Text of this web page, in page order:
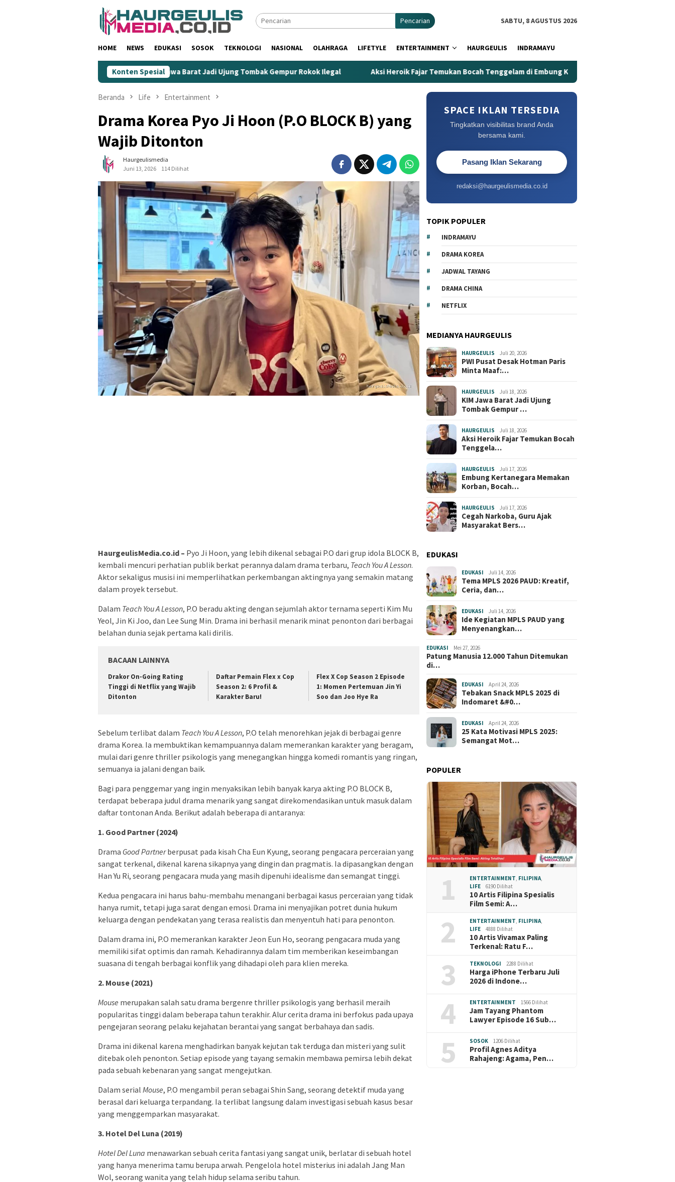
Pencarian SABTU, 8 AGUSTUS 2026
HOME NEWS EDUKASI SOSOK TEKNOLOGI NASIONAL OLAHRAGA LIFETYLE ENTERTAINMENT HAURGEULIS INDRAMAYU
Konten Spesial
KIM Jawa Barat Jadi Ujung Tombak Gempur Rokok Ilegal Aksi Heroik Fajar Temukan Bocah Tenggelam di Embung Kertanegara
Beranda Life Entertainment
Drama Korea Pyo Ji Hoon (P.O BLOCK B) yang
Wajib Ditonton
Haurgeulismedia
Juni 13, 2026
114 Dilihat
HaurgeulisMedia.co.id – Pyo Ji Hoon, yang lebih dikenal sebagai P.O dari grup idola BLOCK B,
kembali mencuri perhatian publik berkat perannya dalam drama terbaru, Teach You A Lesson.
Aktor sekaligus musisi ini memperlihatkan perkembangan aktingnya yang semakin matang
dalam proyek tersebut.
Dalam Teach You A Lesson, P.O beradu akting dengan sejumlah aktor ternama seperti Kim Mu
Yeol, Jin Ki Joo, dan Lee Sung Min. Drama ini berhasil menarik minat penonton dari berbagai
belahan dunia sejak pertama kali dirilis.
BACAAN LAINNYA
Drakor On-Going Rating
Tinggi di Netflix yang Wajib
Ditonton
Daftar Pemain Flex x Cop
Season 2: 6 Profil &
Karakter Baru!
Flex X Cop Season 2 Episode
1: Momen Pertemuan Jin Yi
Soo dan Joo Hye Ra
Sebelum terlibat dalam Teach You A Lesson, P.O telah menorehkan jejak di berbagai genre
drama Korea. Ia membuktikan kemampuannya dalam memerankan karakter yang beragam,
mulai dari genre thriller psikologis yang menegangkan hingga komedi romantis yang ringan,
semuanya ia jalani dengan baik.
Bagi para penggemar yang ingin menyaksikan lebih banyak karya akting P.O BLOCK B,
terdapat beberapa judul drama menarik yang sangat direkomendasikan untuk masuk dalam
daftar tontonan Anda. Berikut adalah beberapa di antaranya:
1. Good Partner (2024)
Drama Good Partnerberpusat pada kisah Cha Eun Kyung, seorang pengacara perceraian yang
sangat terkenal, dikenal karena sikapnya yang dingin dan pragmatis. Ia dipasangkan dengan
Han Yu Ri, seorang pengacara muda yang masih dipenuhi idealisme dan semangat tinggi.
Kedua pengacara ini harus bahu-membahu menangani berbagai kasus perceraian yang tidak
hanya rumit, tetapi juga sarat dengan emosi. Drama ini menyajikan potret dunia hukum
keluarga dengan pendekatan yang terasa realistis dan menyentuh hati para penonton.
Dalam drama ini, P.O memerankan karakter Jeon Eun Ho, seorang pengacara muda yang
memiliki sifat optimis dan ramah. Kehadirannya dalam tim memberikan keseimbangan
suasana di tengah berbagai konflik yang dihadapi oleh para klien mereka.
2. Mouse (2021)
Mouse merupakan salah satu drama bergenre thriller psikologis yang berhasil meraih
popularitas tinggi dalam beberapa tahun terakhir. Alur cerita drama ini berfokus pada upaya
pengejaran seorang pelaku kejahatan berantai yang sangat berbahaya dan sadis.
Drama ini dikenal karena menghadirkan banyak kejutan tak terduga dan misteri yang sulit
ditebak oleh penonton. Setiap episode yang tayang semakin membawa pemirsa lebih dekat
pada sebuah kebenaran yang sangat mengejutkan.
Dalam serial Mouse, P.O mengambil peran sebagai Shin Sang, seorang detektif muda yang
berasal dari keluarga terpandang. Ia terlibat langsung dalam investigasi sebuah kasus besar
yang menggemparkan masyarakat.
3. Hotel Del Luna (2019)
Hotel Del Luna menawarkan sebuah cerita fantasi yang sangat unik, berlatar di sebuah hotel
yang hanya menerima tamu berupa arwah. Pengelola hotel misterius ini adalah Jang Man
Wol, seorang wanita yang telah hidup selama seribu tahun.
SPACE IKLAN TERSEDIA
Tingkatkan visibilitas brand Anda
bersama kami.
Pasang Iklan Sekarang
redaksi@haurgeulismedia.co.id
TOPIK POPULER
INDRAMAYU
DRAMA KOREA
JADWAL TAYANG
DRAMA CHINA
NETFLIX
MEDIANYA HAURGEULIS
HAURGEULIS Juli 20, 2026
PWI Pusat Desak Hotman Paris
Minta Maaf:…
HAURGEULIS Juli 18, 2026
KIM Jawa Barat Jadi Ujung
Tombak Gempur …
HAURGEULIS Juli 18, 2026
Aksi Heroik Fajar Temukan Bocah
Tenggela…
HAURGEULIS Juli 17, 2026
Embung Kertanegara Memakan
Korban, Bocah…
HAURGEULIS Juli 17, 2026
Cegah Narkoba, Guru Ajak
Masyarakat Bers…
EDUKASI
EDUKASI Juli 14, 2026
Tema MPLS 2026 PAUD: Kreatif,
Ceria, dan…
EDUKASI Juli 14, 2026
Ide Kegiatan MPLS PAUD yang
Menyenangkan…
EDUKASI Mei 27, 2026
Patung Manusia 12.000 Tahun Ditemukan
di…
EDUKASI April 24, 2026
Tebakan Snack MPLS 2025 di
Indomaret &#0…
EDUKASI April 24, 2026
25 Kata Motivasi MPLS 2025:
Semangat Mot…
POPULER
1 ENTERTAINMENT FILIPINA
LIFE
6190 Dilihat
10 Artis Filipina Spesialis
Film Semi: A…
2 ENTERTAINMENT FILIPINA
LIFE
4888 Dilihat
10 Artis Vivamax Paling
Terkenal: Ratu F…
3 TEKNOLOGI 2288 Dilihat
Harga iPhone Terbaru Juli
2026 di Indone…
4 ENTERTAINMENT 1566 Dilihat
Jam Tayang Phantom
Lawyer Episode 16 Sub…
5 SOSOK 1206 Dilihat
Profil Agnes Aditya
Rahajeng: Agama, Pen…